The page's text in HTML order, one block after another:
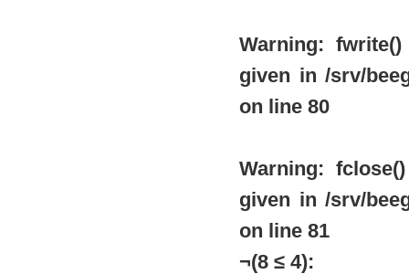
Warning:
given in /srv/
on line 80
Warning:
given in /srv/
on line 81
¬(8 ≤ 4):